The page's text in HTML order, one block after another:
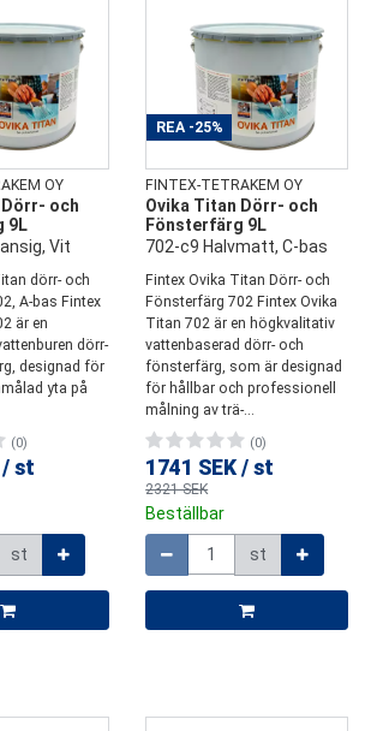
OY
och
9L
Vit
dörr- och
A-bas Fintex
är en
dörr-
designad för
yta på
(0)
/st
st
REA -25%
FINTEX-TETRAKEM OY
Ovika Titan Dörr- och
Fönsterfärg 9L
702-c9 Halvmatt, C-bas
Fintex Ovika Titan Dörr- och
Fönsterfärg 702 Fintex Ovika
Titan 702 är en högkvalitativ
vattenbaserad dörr- och
fönsterfärg, som är designad
för hållbar och professionell
målning av trä-...
(0)
1741 SEK /st
2321 SEK
Beställbar
Mängd
st